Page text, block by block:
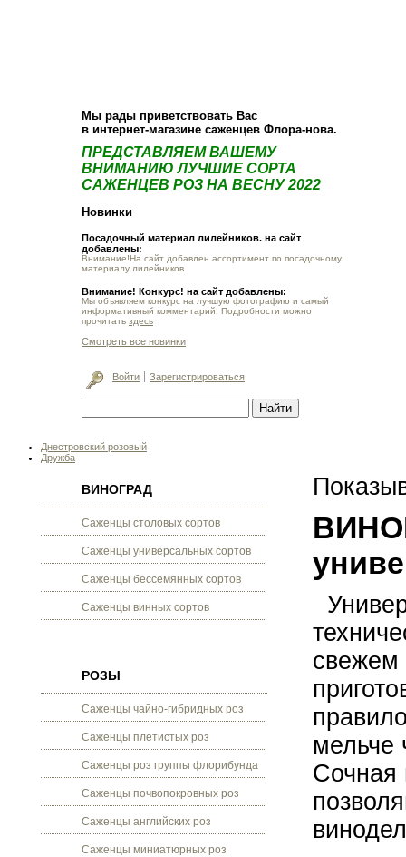
Мы рады приветствовать Вас
в интернет-магазине саженцев Флора-нова.
ПРЕДСТАВЛЯЕМ ВАШЕМУ
ВНИМАНИЮ ЛУЧШИЕ СОРТА
САЖЕНЦЕВ РОЗ НА ВЕСНУ 2022
Новинки
Посадочный материал лилейников. на сайт
добавлены:
Внимание!На сайт добавлен ассортимент по посадочному
материалу лилейников.
Внимание! Конкурс! на сайт добавлены:
Мы объявляем конкурс на лучшую фотографию и самый
информативный комментарий! Подробности можно
прочитать здесь
Смотреть все новинки
Войти Зарегистрироваться
Днестровский розовый
Дружба
ВИНОГРАД
Саженцы столовых сортов
Саженцы универсальных сортов
Саженцы бессемянных сортов
Саженцы винных сортов
РОЗЫ
Саженцы чайно-гибридных роз
Саженцы плетистых роз
Саженцы роз группы флорибунда
Саженцы почвопокровных роз
Саженцы английских роз
Саженцы миниатюрных роз
свежем
мельче
Сочная